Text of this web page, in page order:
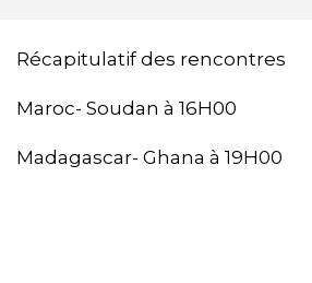
Récapitulatif des rencontres
Maroc- Soudan à 16H00
Madagascar- Ghana à 19H00